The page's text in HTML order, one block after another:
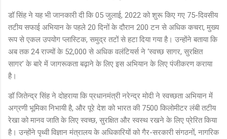
डॉ सिंह ने यह भी जानकारी दी कि 05 जुलाई, 2022 को शुरू किए गए 75-दिवसीय
तटीय सफाई अभियान के पहले 20 दिनों के दौरान 200 टन से अधिक कचरा, मुख्य
रूप से एकल उपयोग प्लास्टिक, समुद्र तटों से हटा दिया गया है। उन्होंने बताया कि
अब तक24राज्यों के 52,000 से अधिक वलंटियर्स ने ‘स्वच्छ सागर, सुरक्षित
सागर’ के बारे में जागरूकता बढ़ाने के लिए इस अभियान के लिए पंजीकरण कराया
है।
डॉ जितेन्‍द्र सिंह ने दोहराया कि प्रधानमंत्री नरेन्‍द्र मोदी ने स्वच्छता अभियान में
अग्रणी भूमिका निभायी है, और पूरे देश को भारत की 7500 किलोमीटर लंबी तटीय
रेखा को मानव जाति के लिए स्वच्छ, सुरक्षित और स्वस्थ रखने के लिए प्रेरित किया
है। उन्होंने पृथ्वी विज्ञान मंत्रालय के अधिकारियों को गैर-सरकारी संगठनों, नागरिक